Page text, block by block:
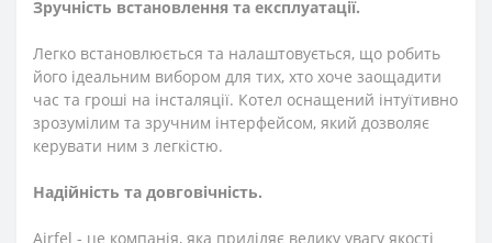
Зручність встановлення та експлуатації.
Легко встановлюється та налаштовується, що робить
його ідеальним вибором для тих, хто хоче заощадити
час та гроші на інсталяції. Котел оснащений інтуїтивно
зрозумілим та зручним інтерфейсом, який дозволяє
керувати ним з легкістю.
Надійність та довговічність.
Airfel - це компанія, яка приділяє велику увагу якості